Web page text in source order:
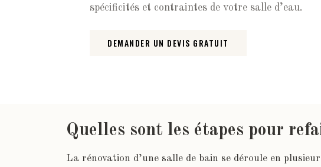
spécificités et contraintes de votre salle d’eau.
DEMANDER UN DEVIS GRATUIT
Quelles sont les étapes pour
La rénovation d’une salle de bain se déroule en